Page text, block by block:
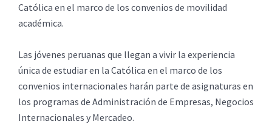
Católica en el marco de los convenios de movilidad
académica.
Las jóvenes peruanas que llegan a vivir la experiencia
única de estudiar en la Católica en el marco de los
convenios internacionales harán parte de asignaturas en
los programas de Administración de Empresas, Negocios
Internacionales y Mercadeo.